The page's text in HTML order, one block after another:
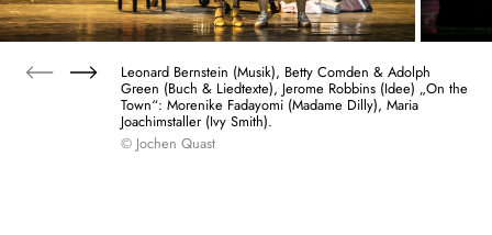
Leonard Bernstein (Musik), Betty Comden & Adolph
Green (Buch & Liedtexte), Jerome Robbins (Idee) „On the
Town“: Morenike Fadayomi (Madame Dilly), Maria
Joachimstaller (Ivy Smith).
© Jochen Quast